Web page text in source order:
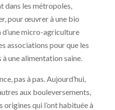
dans les métropoles,
pour œuvrer à une bio
micro-agriculture
associations pour que les
une alimentation saine.
pas à pas. Aujourd’hui,
aux bouleversements,
origines qui l’ont habituée à